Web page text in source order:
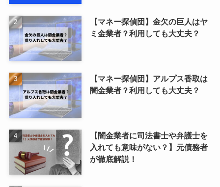
【マネー探偵団】金欠の巨人はヤ
ミ金業者？利用しても大丈夫？
【マネー探偵団】アルプス香取は
闇金業者？利用しても大丈夫？
【闇金業者に司法書士や弁護士を
入れても意味がない？】元債務者
が徹底解説！